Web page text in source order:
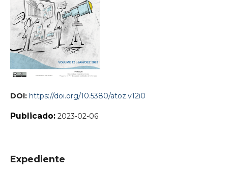
DOI: https://doi.org/10.5380/atoz.v12i0
Publicado: 2023-02-06
Expediente